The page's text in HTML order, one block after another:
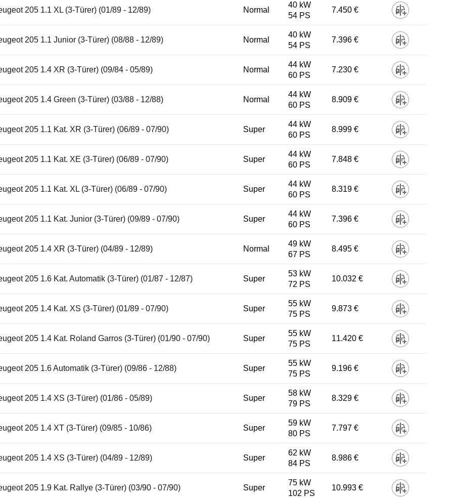
205 1.1 XL (3-Türer) (01/89 - 12/89) Normal
40 kW
54 PS
7.450 €
205 1.1 Junior (3-Türer) (08/88 - 12/89) Normal
40 kW
54 PS
7.396 €
205 1.4 XR (3-Türer) (09/84 - 05/89) Normal
44 kW
60 PS
7.230 €
205 1.4 Green (3-Türer) (03/88 - 12/88) Normal
44 kW
60 PS
8.909 €
205 1.1 Kat. XR (3-Türer) (06/89 - 07/90) Super
44 kW
60 PS
8.999 €
205 1.1 Kat. XE (3-Türer) (06/89 - 07/90) Super
44 kW
60 PS
7.848 €
205 1.1 Kat. XL (3-Türer) (06/89 - 07/90) Super
44 kW
60 PS
8.319 €
205 1.1 Kat. Junior (3-Türer) (09/89 - 07/90) Super
44 kW
60 PS
7.396 €
205 1.4 XR (3-Türer) (04/89 - 12/89) Normal
49 kW
67 PS
8.495 €
205 1.6 Kat. Automatik (3-Türer) (01/87 - 12/87) Super
53 kW
72 PS
10.032 €
205 1.4 Kat. XS (3-Türer) (01/89 - 07/90) Super
55 kW
75 PS
9.873 €
205 1.4 Kat. Roland Garros (3-Türer) (01/90 - 07/90) Super
55 kW
75 PS
11.420 €
205 1.6 Automatik (3-Türer) (09/86 - 12/88) Super
55 kW
75 PS
9.196 €
205 1.4 XS (3-Türer) (01/86 - 05/89) Super
58 kW
79 PS
8.329 €
205 1.4 XT (3-Türer) (09/85 - 10/86) Super
59 kW
80 PS
7.797 €
205 1.4 XS (3-Türer) (04/89 - 12/89) Super
62 kW
84 PS
8.986 €
205 1.9 Kat. Rallye (3-Türer) (03/90 - 07/90) Super
75 kW
102 PS
10.993 €